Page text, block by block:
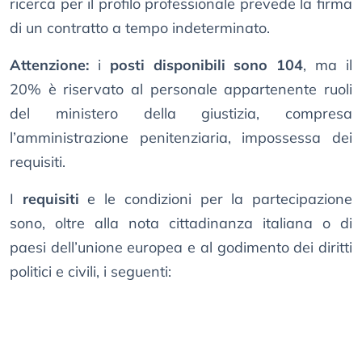
ricerca per il profilo professionale prevede la firma
di un contratto a tempo indeterminato.
Attenzione: i posti disponibili sono 104, ma il
20% è riservato al personale appartenente ruoli
del ministero della giustizia, compresa
l’amministrazione penitenziaria, impossessa dei
requisiti.
I requisiti e le condizioni per la partecipazione
sono, oltre alla nota cittadinanza italiana o di
paesi dell’unione europea e al godimento dei diritti
politici e civili, i seguenti: